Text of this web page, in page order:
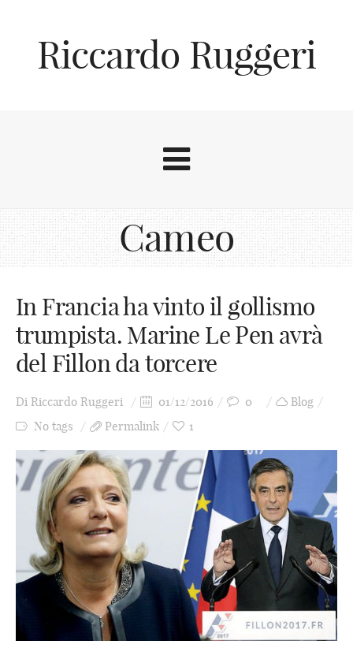
Riccardo Ruggeri
Cameo
In Francia ha vinto il gollismo
trumpista. Marine Le Pen avrà
del Fillon da torcere
Di Riccardo Ruggeri 01/12/2016 0
Blog
No tags
Permalink 1